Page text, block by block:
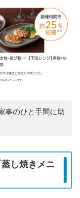
事のひと手間に助
し焼きメニ